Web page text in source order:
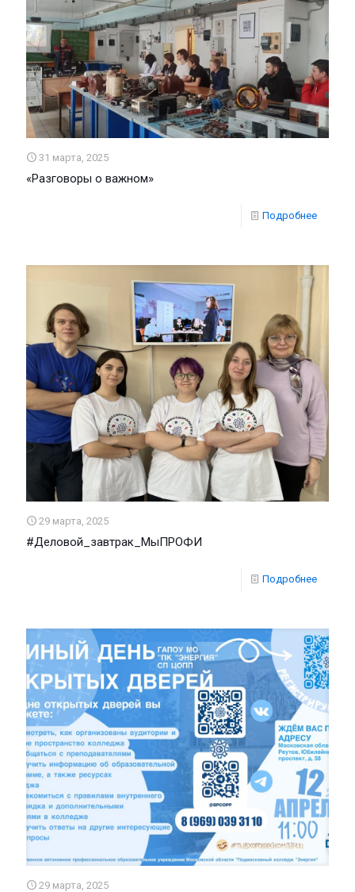
31 марта, 2025
«Разговоры о важном»
Подробнее
29 марта, 2025
#Деловой_завтрак_МыПРОФИ
Подробнее
29 марта, 2025